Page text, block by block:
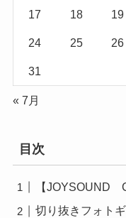
17 18 19
24 25 26
31
« 7月
目次
【JOYSOUND
切り抜きフォト